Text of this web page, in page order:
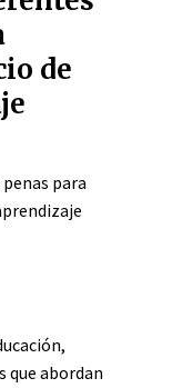
de
para
que abordan